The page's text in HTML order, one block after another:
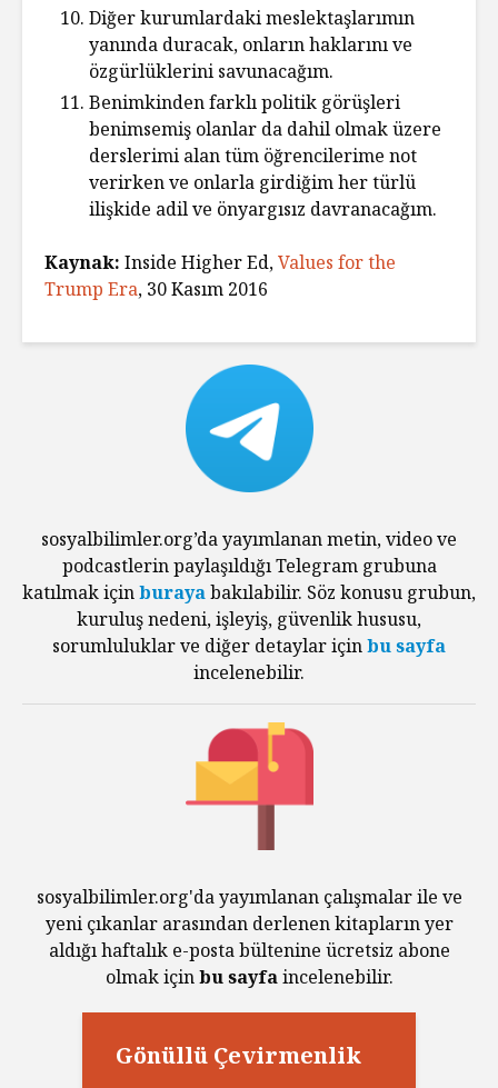
Diğer kurumlardaki meslektaşlarımın
yanında duracak, onların haklarını ve
özgürlüklerini savunacağım.
Benimkinden farklı politik görüşleri
benimsemiş olanlar da dahil olmak üzere
derslerimi alan tüm öğrencilerime not
verirken ve onlarla girdiğim her türlü
ilişkide adil ve önyargısız davranacağım.
Kaynak: Inside Higher Ed,Values for the
Trump Era, 30 Kasım 2016
sosyalbilimler.org’da yayımlanan metin, video ve
podcastlerin paylaşıldığı Telegram grubuna
katılmak içinburayabakılabilir. Söz konusu grubun,
kuruluş nedeni, işleyiş, güvenlik hususu,
sorumluluklar ve diğer detaylar içinbu sayfa
incelenebilir.
sosyalbilimler.org'da yayımlanan çalışmalar ile ve
yeni çıkanlar arasından derlenen kitapların yer
aldığı haftalık e-posta bültenine ücretsiz abone
olmak içinbu sayfaincelenebilir.
Gönüllü Çevirmenlik